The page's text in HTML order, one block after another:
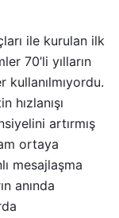
ile kurulan ilk
70’li yılların
hızlanışı
artırmış
ortaya
mesajlaşma
anında